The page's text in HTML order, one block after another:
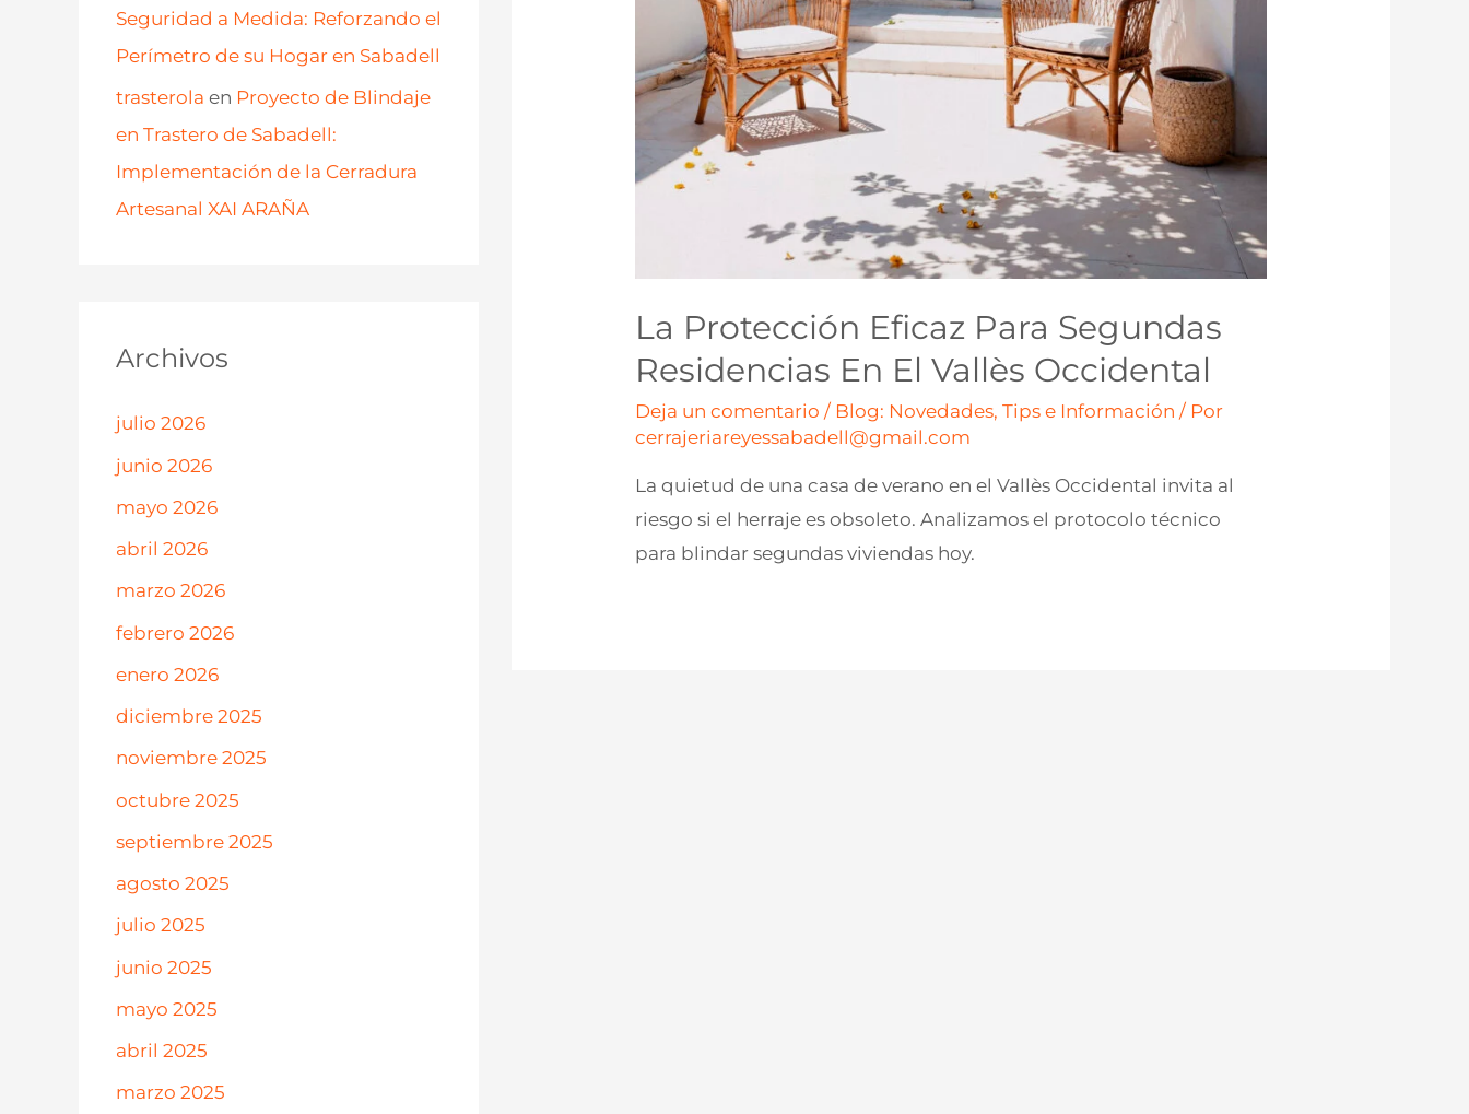
Seguridad a Medida: Reforzando el
Perímetro de su Hogar en Sabadell
trasterola en Proyecto de Blindaje
en Trastero de Sabadell:
Implementación de la Cerradura
Artesanal XAI ARAÑA
Archivos
julio 2026
junio 2026
mayo 2026
abril 2026
marzo 2026
febrero 2026
enero 2026
diciembre 2025
noviembre 2025
octubre 2025
septiembre 2025
agosto 2025
julio 2025
junio 2025
mayo 2025
abril 2025
marzo 2025
La Protección Eficaz Para Segundas
Residencias En El Vallès Occidental
Deja un comentario / Blog: Novedades, Tips e Información / Por
cerrajeriareyessabadell@gmail.com
La quietud de una casa de verano en el Vallès Occidental invita al
riesgo si el herraje es obsoleto. Analizamos el protocolo técnico
para blindar segundas viviendas hoy.